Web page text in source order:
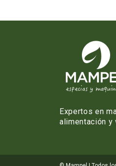
Expertos en
alimentación y